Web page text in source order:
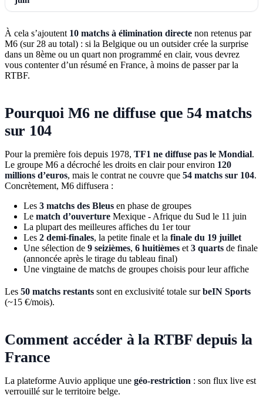
À cela s’ajoutent 10 matchs à élimination directe non retenus par
M6 (sur 28 au total) : si la Belgique ou un outsider crée la surprise
dans un 8ème ou un quart non programmé en clair, vous devrez
vous contenter d’un résumé en France, à moins de passer par la
RTBF.
Pourquoi M6 ne diffuse que 54 matchs
sur 104
Pour la première fois depuis 1978, TF1 ne diffuse pas le Mondial.
Le groupe M6 a décroché les droits en clair pour environ 120
millions d’euros, mais le contrat ne couvre que 54 matchs sur 104.
Concrètement, M6 diffusera :
Les 3 matchs des Bleus en phase de groupes
Le match d’ouverture Mexique - Afrique du Sud le 11 juin
La plupart des meilleures affiches du 1er tour
Les 2 demi-finales, la petite finale et la finale du 19 juillet
Une sélection de 9 seizièmes, 6 huitièmes et 3 quarts de finale
(annoncée après le tirage du tableau final)
Une vingtaine de matchs de groupes choisis pour leur affiche
Les 50 matchs restants sont en exclusivité totale surbeIN Sports
(~15 €/mois).
Comment accéder à la RTBF depuis la
France
La plateforme Auvio applique une géo-restriction : son flux live est
verrouillé sur le territoire belge.